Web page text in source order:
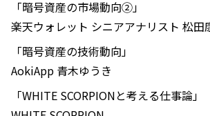
「暗号資産の市場動向②」
楽天ウォレット シニアアナリスト 松田
「暗号資産の技術動向」
AokiApp 青木ゆうき
「WHITE SCORPIONと考える仕事論」